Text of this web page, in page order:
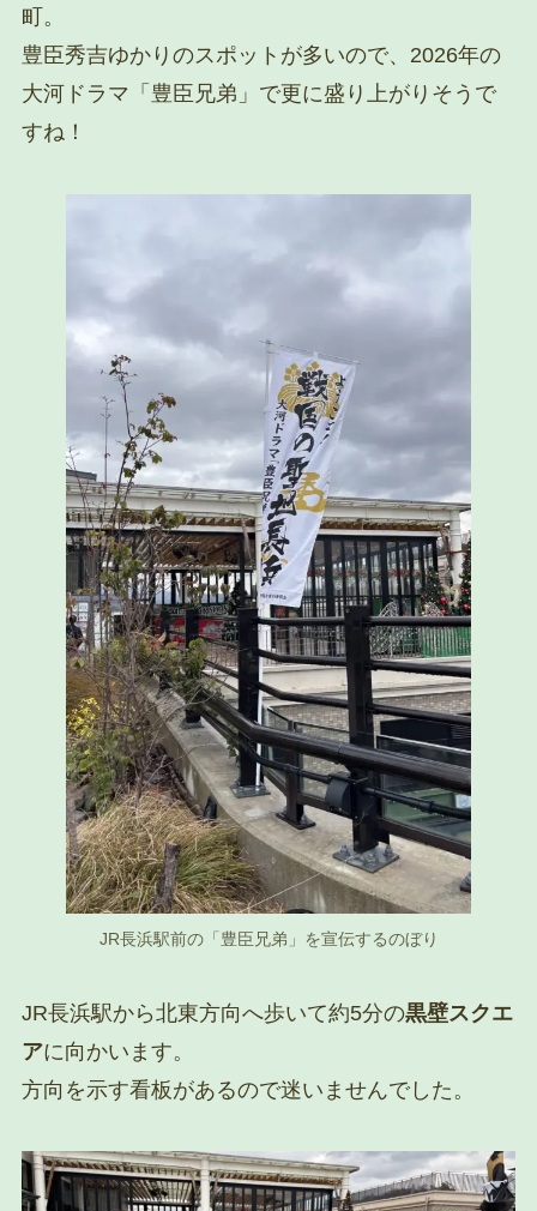
町。
豊臣秀吉ゆかりのスポットが多いので、2026年の
大河ドラマ「豊臣兄弟」で更に盛り上がりそうで
すね！
JR長浜駅前の「豊臣兄弟」を宣伝するのぼり
JR長浜駅から北東方向へ歩いて約5分の黒壁スクエ
アに向かいます。
方向を示す看板があるので迷いませんでした。